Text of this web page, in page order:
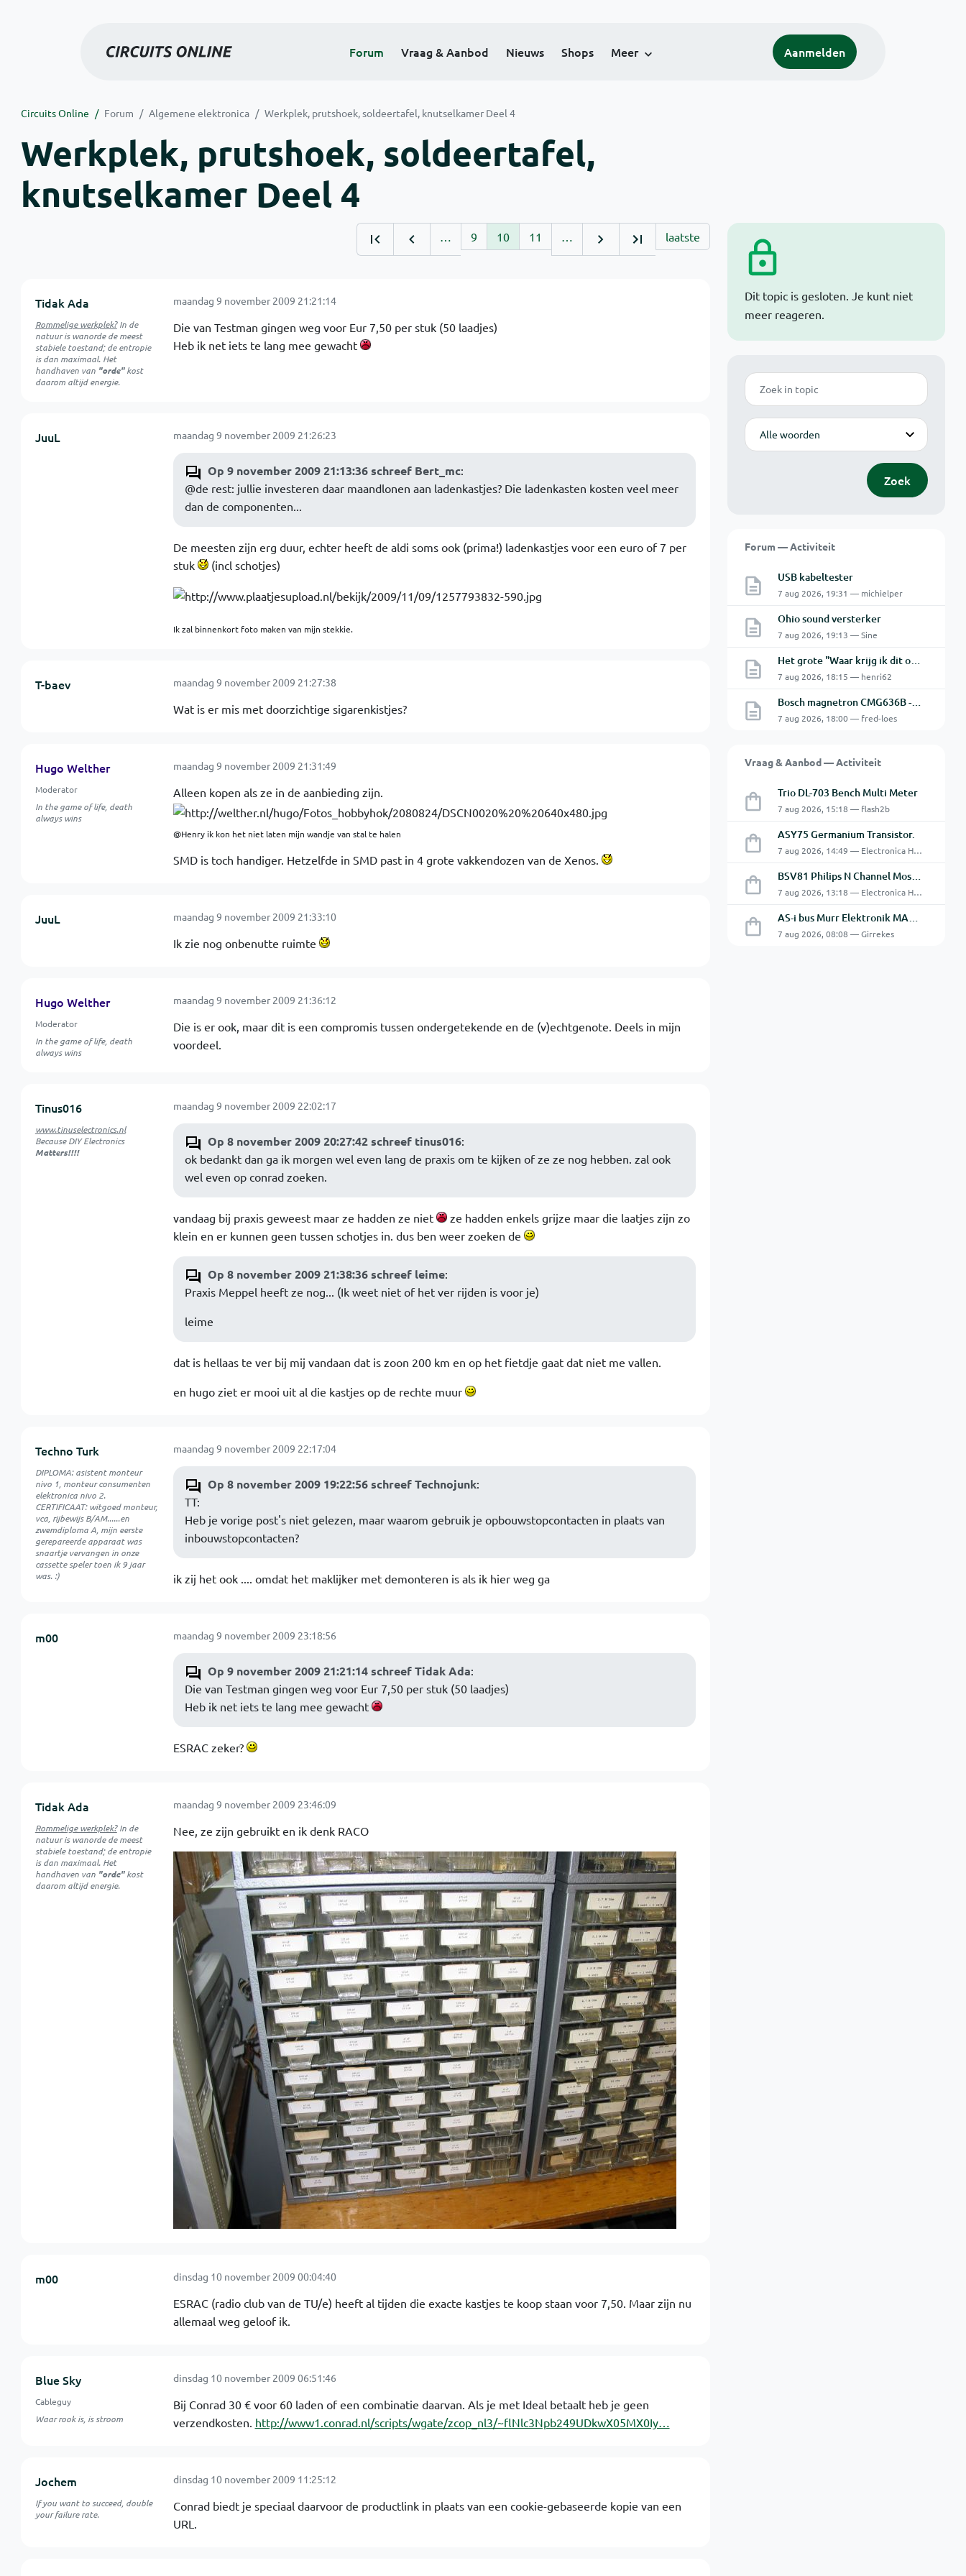
Forum Vraag & Aanbod Nieuws Shops Meer Aanmelden
Circuits Online Forum Algemene elektronica Werkplek, prutshoek, soldeertafel, knutselkamer Deel 4
Werkplek, prutshoek, soldeertafel,
knutselkamer Deel 4
Dit topic is gesloten. Je kunt niet
meer reageren.
Zoek
Modus
Zoek
Forum — Activiteit
USB kabeltester
7 aug 2026, 19:31 — michielper
Ohio sound versterker
7 aug 2026, 19:13 — Sine
Het grote "Waar krijg ik dit onderdeel" topic Deel 11
7 aug 2026, 18:15 — henri62
Bosch magnetron CMG636B - 2 De oven doet het niet goed.
7 aug 2026, 18:00 — fred-loes
Vraag & Aanbod — Activiteit
Trio DL-703 Bench Multi Meter
7 aug 2026, 15:18 — flash2b
ASY75 Germanium Transistor.
7 aug 2026, 14:49 — Electronica Hobbyist
BSV81 Philips N Channel Mosfet Transistors.
7 aug 2026, 13:18 — Electronica Hobbyist
AS-i bus Murr Elektronik MASI20 AS-Interface I/O-module 56440
7 aug 2026, 08:08 — Girrekes
… 9 10 11 … laatste
Tidak Ada
Rommelige werkplek?In de
natuur iswanordede meest
stabiele toestand; de entropie
is dan maximaal. Het
handhaven van "orde"kost
daarom altijd energie.
maandag 9 november 2009 21:21:14
Die van Testman gingen weg voor Eur 7,50 per stuk (50 laadjes)
Heb ik net iets te lang mee gewacht
JuuL maandag 9 november 2009 21:26:23
Op 9 november 2009 21:13:36 schreef Bert_mc:
@de rest: jullie investeren daar maandlonen aan ladenkastjes? Die ladenkasten kosten veel meer
dan de componenten...
De meesten zijn erg duur, echter heeft de aldi soms ook (prima!) ladenkastjes voor een euro of 7 per
stuk
(incl schotjes)
Ik zal binnenkort foto maken van mijn stekkie.
T-baev maandag 9 november 2009 21:27:38
Wat is er mis met doorzichtige sigarenkistjes?
Hugo Welther
Moderator
In the game of life, death
always wins
maandag 9 november 2009 21:31:49
Alleen kopen als ze in de aanbieding zijn.
@Henry ik kon het niet laten mijn wandje van stal te halen
SMD is toch handiger. Hetzelfde in SMD past in 4 grote vakkendozen van de Xenos.
JuuL maandag 9 november 2009 21:33:10
Ik zie nog onbenutte ruimte
Hugo Welther
Moderator
In the game of life, death
always wins
maandag 9 november 2009 21:36:12
Die is er ook, maar dit is een compromis tussen ondergetekende en de (v)echtgenote. Deels in mijn
voordeel.
Tinus016
www.tinuselectronics.nl
Because DIY Electronics
Matters!!!!
maandag 9 november 2009 22:02:17
Op 8 november 2009 20:27:42 schreef tinus016:
ok bedankt dan ga ik morgen wel even lang de praxis om te kijken of ze ze nog hebben. zal ook
wel even op conrad zoeken.
vandaag bij praxis geweest maar ze hadden ze niet
ze hadden enkels grijze maar die laatjes zijn zo
klein en er kunnen geen tussen schotjes in. dus ben weer zoeken de
Op 8 november 2009 21:38:36 schreef leime:
Praxis Meppel heeft ze nog... (Ik weet niet of het ver rijden is voor je)
leime
dat is hellaas te ver bij mij vandaan dat is zoon 200 km en op het fietdje gaat dat niet me vallen.
en hugo ziet er mooi uit al die kastjes op de rechte muur
Techno Turk
DIPLOMA: asistent monteur
nivo 1, monteur consumenten
elektronica nivo 2.
CERTIFICAAT: witgoed monteur,
vca, rijbewijs B/AM......en
zwemdiploma A, mijn eerste
gerepareerde apparaat was
snaartje vervangen in onze
cassette speler toen ik 9 jaar
was. :)
maandag 9 november 2009 22:17:04
Op 8 november 2009 19:22:56 schreef Technojunk:
TT:
Heb je vorige post's niet gelezen, maar waarom gebruik je opbouwstopcontacten in plaats van
inbouwstopcontacten?
ik zij het ook .... omdat het maklijker met demonteren is als ik hier weg ga
m00 maandag 9 november 2009 23:18:56
Op 9 november 2009 21:21:14 schreef Tidak Ada:
Die van Testman gingen weg voor Eur 7,50 per stuk (50 laadjes)
Heb ik net iets te lang mee gewacht
ESRAC zeker?
Tidak Ada
Rommelige werkplek?In de
natuur iswanordede meest
stabiele toestand; de entropie
is dan maximaal. Het
handhaven van "orde"kost
daarom altijd energie.
maandag 9 november 2009 23:46:09
Nee, ze zijn gebruikt en ik denk RACO
m00 dinsdag 10 november 2009 00:04:40
ESRAC (radio club van de TU/e) heeft al tijden die exacte kastjes te koop staan voor 7,50. Maar zijn nu
allemaal weg geloof ik.
Blue Sky
Cableguy
Waar rook is, is stroom
dinsdag 10 november 2009 06:51:46
Bij Conrad 30 € voor 60 laden of een combinatie daarvan. Als je met Ideal betaalt heb je geen
verzendkosten. http://www1.conrad.nl/scripts/wgate/zcop_nl3/~flNlc3Npb249UDkwX05MX0Iy…
Jochem
If you want to succeed, double
your failure rate.
dinsdag 10 november 2009 11:25:12
Conrad biedt je speciaal daarvoor de productlink in plaats van een cookie-gebaseerde kopie van een
URL.